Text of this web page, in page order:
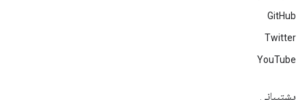
GitHub
Twitter
YouTube
پشتیبانی